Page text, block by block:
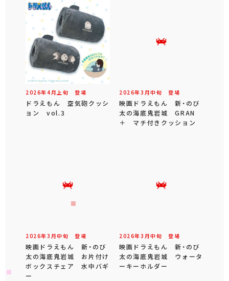
2026年4 月 上旬 登場
ドラえもん 空気砲クッシ
ョン vol.3
2026年3 月中旬 登場
映画ドラえもん 新・のび
太の海底鬼岩城 GRAN
＋ マチ付きクッション
2026年3 月中旬 登場
映画ドラえもん 新・のび
太の海底鬼岩城 お片付け
ボックスチェア 水中バギ
ー
2026年3 月中旬 登場
映画ドラえもん 新・のび
太の海底鬼岩城 ウォータ
ーキーホルダー